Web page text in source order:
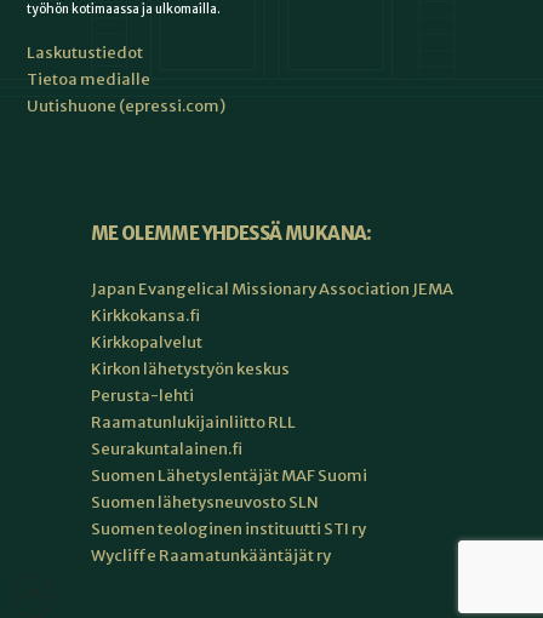
työhön kotimaassa ja ulkomailla.
Laskutustiedot
Tietoa medialle
Uutishuone (epressi.com)
ME OLEMME YHDESSÄ MUKANA:
Japan Evangelical Missionary Association JEMA
Kirkkokansa.fi
Kirkkopalvelut
Kirkon lähetystyön keskus
Perusta-lehti
Raamatunlukijainliitto RLL
Seurakuntalainen.fi
Suomen Lähetyslentäjät MAF Suomi
Suomen lähetysneuvosto SLN
Suomen teologinen instituutti STI ry
Wycliffe Raamatunkääntäjät ry